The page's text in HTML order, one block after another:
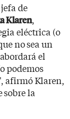
de
Klaren,
eléctrica (o
no sea un
el
podemos
afirmó Klaren,
la